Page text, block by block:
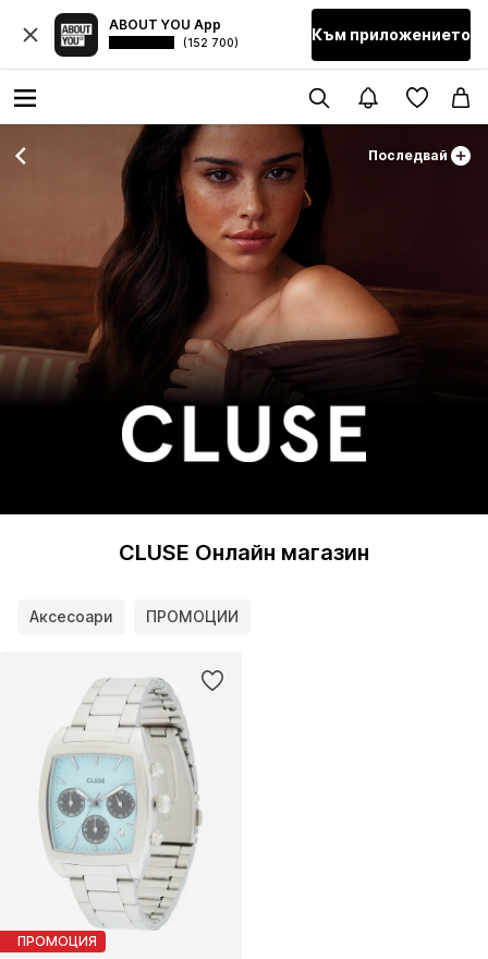
ABOUT YOU App
(152 700) Към приложението
Последвай
CLUSE Онлайн магазин
Аксесоари ПРОМОЦИИ
ПРОМОЦИЯ